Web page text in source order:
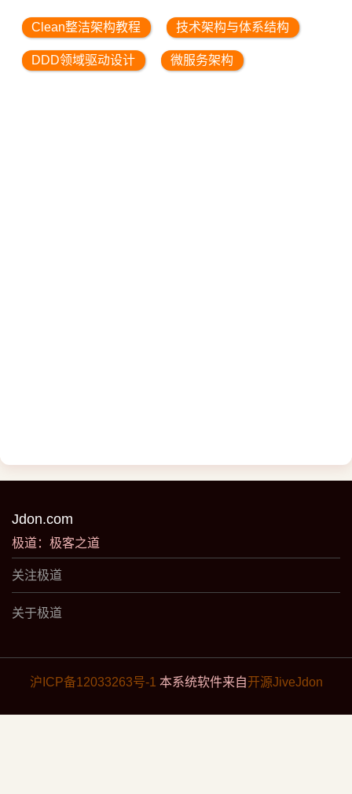
Clean整洁架构教程 技术架构与体系结构
DDD领域驱动设计 微服务架构
Jdon.com
极道：极客之道
关注极道
关于极道
沪ICP备12033263号-1 本系统软件来自开源JiveJdon